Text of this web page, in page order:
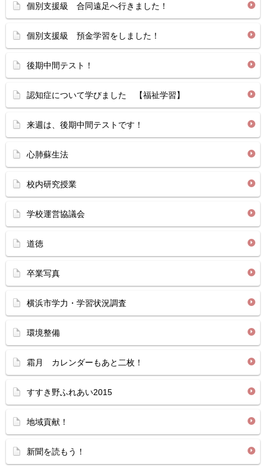
個別支援級 合同遠足へ行きました！
個別支援級 預金学習をしました！
後期中間テスト！
認知症について学びました 【福祉学習】
来週は、後期中間テストです！
心肺蘇生法
校内研究授業
学校運営協議会
道徳
卒業写真
横浜市学力・学習状況調査
環境整備
霜月 カレンダーもあと二枚！
すすき野ふれあい2015
地域貢献！
新聞を読もう！